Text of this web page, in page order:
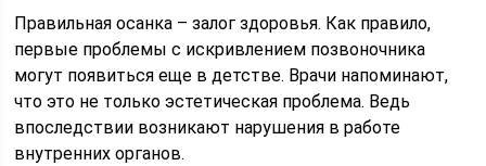
Правильная осанка – залог здоровья. Как правило,
первые проблемы с искривлением позвоночника
могут появиться еще в детстве. Врачи напоминают,
что это не только эстетическая проблема. Ведь
впоследствии возникают нарушения в работе
внутренних органов.